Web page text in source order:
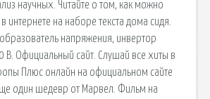
научных. Читайте о том, как можно
интернете на наборе текста дома сидя.
нaпряжения, инвертор
Официальный сайт. Слушай все хиты в
Плюс онлайн на официальном сайте
один шедевр от Марвел. Фильм на